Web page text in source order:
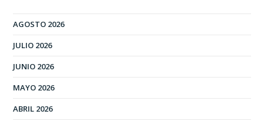
AGOSTO 2026
JULIO 2026
JUNIO 2026
MAYO 2026
ABRIL 2026